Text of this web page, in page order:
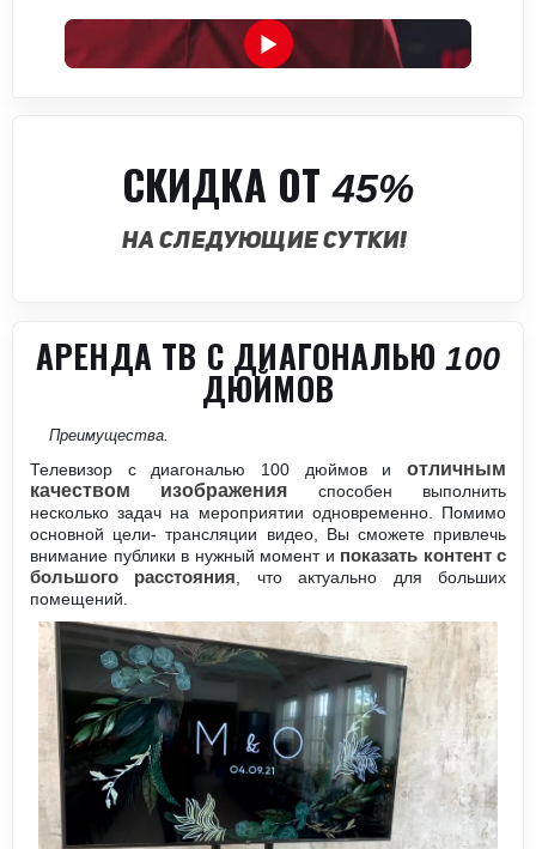
СКИДКА ОТ 45%
НА СЛЕДУЮЩИЕ СУТКИ!
АРЕНДА ТВ С ДИАГОНАЛЬЮ 100
ДЮЙМОВ
Преимущества.
Телевизор с диагональю 100 дюймов и отличным
качеством изображения способен выполнить
несколько задач на мероприятии одновременно. Помимо
основной цели- трансляции видео, Вы сможете привлечь
внимание публики в нужный момент и показать контент с
большого расстояния , что актуально для больших
помещений.